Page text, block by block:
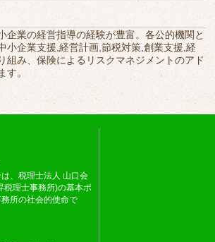
企業の経営指導の経験が豊富。各公的機関と
小企業支援,経営計画,節税対策,創業支援,経
組み、保険によるリスクマネジメントのアド
す。
、税理士法人 山口会
税理士事務所)の基本ポ
所の社会的使命で